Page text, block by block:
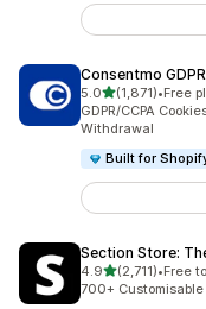
Consentmo
5.05つ星中
(1,871)
合計レビュー数：
•Free
GDPR/CCPA
Withdrawal
Built for
Section Store:
4.95つ星中
(2,711)
合計レビュー数：
•Free
700+